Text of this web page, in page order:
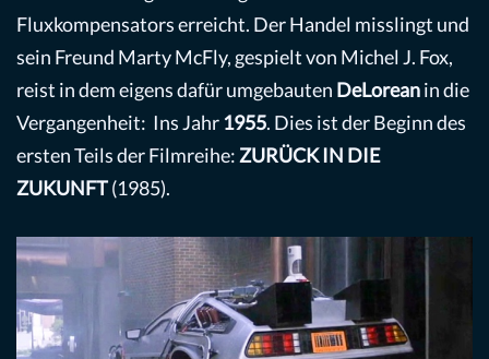
Fluxkompensators erreicht. Der Handel misslingt und
sein Freund Marty McFly, gespielt von Michel J. Fox,
reist in dem eigens dafür umgebauten DeLoreanin die
Vergangenheit: Ins Jahr 1955. Dies ist der Beginn des
ersten Teils der Filmreihe: ZURÜCK IN DIE
ZUKUNFT(1985).